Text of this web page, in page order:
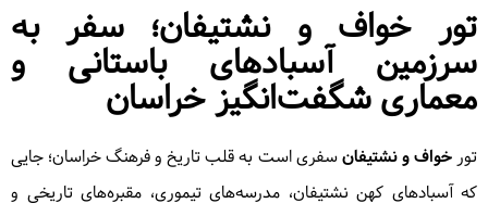
تور خواف و نشتیفان؛ سفر به
سرزمین آسبادهای باستانی و
معماری شگفت‌انگیز خراسان
تورخواف و نشتیفانسفری است به قلب تاریخ و فرهنگ خراسان؛ جایی
که آسبادهای کهن نشتیفان، مدرسه‌های تیموری، مقبره‌های تاریخی و